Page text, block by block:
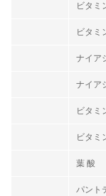
ビタミ
ビタミ
ナイア
ナイア
ビタミ
ビタミ
葉 酸
パント